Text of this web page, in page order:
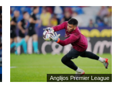
Anglijos Premier League